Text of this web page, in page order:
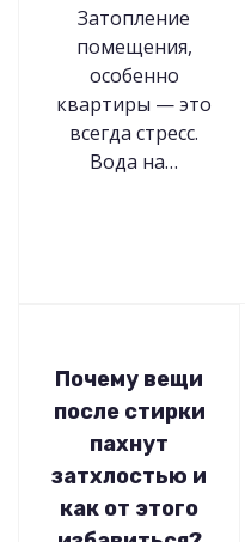
Затопление
помещения,
особенно
квартиры — это
всегда стресс.
Вода на…
Почему вещи
после стирки
пахнут
затхлостью и
как от этого